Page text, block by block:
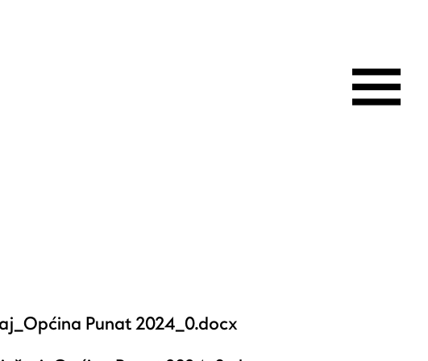
Punat 2024_0.docx